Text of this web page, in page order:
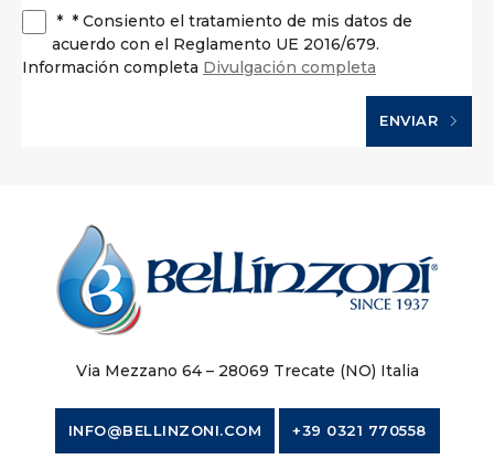
* * Consiento el tratamiento de mis datos de
acuerdo con el Reglamento UE 2016/679.
Información completa Divulgación completa
ENVIAR
Via Mezzano 64 – 28069 Trecate (NO) Italia
INFO@BELLINZONI.COM +39 0321 770558